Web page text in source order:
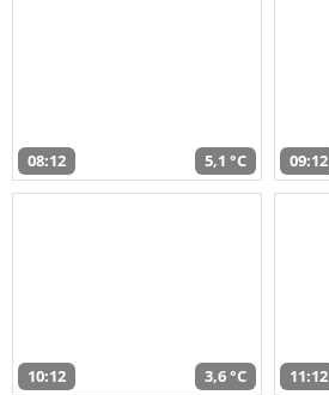
08:12 5,1 °C 09:12
10:12 3,6 °C 11:12